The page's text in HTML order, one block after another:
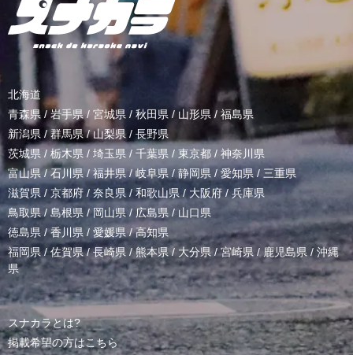
北海道
青森県 / 岩手県/ 宮城県 / 秋田県 / 山形県/ 福島県
新潟県 /群馬県/山梨県 / 長野県
茨城県 / 栃木県 / 埼玉県 / 千葉県 / 東京都 / 神奈川県
富山県 /石川県/福井県/岐阜県 / 静岡県 / 愛知県 / 三重県
滋賀県 / 京都府 / 奈良県 / 和歌山県/ 大阪府 /兵庫県
鳥取県/ 島根県 /岡山県/ 広島県 / 山口県
徳島県 /香川県 / 愛媛県/高知県
福岡県/佐賀県/長崎県 /熊本県/ 大分県/宮崎県 /鹿児島県 / 沖縄
県
スナカラとは?
掲載希望の方はこちら